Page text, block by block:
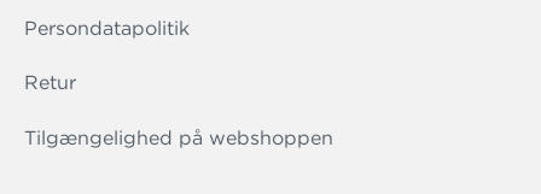
Persondatapolitik
Retur
Tilgængelighed på webshoppen